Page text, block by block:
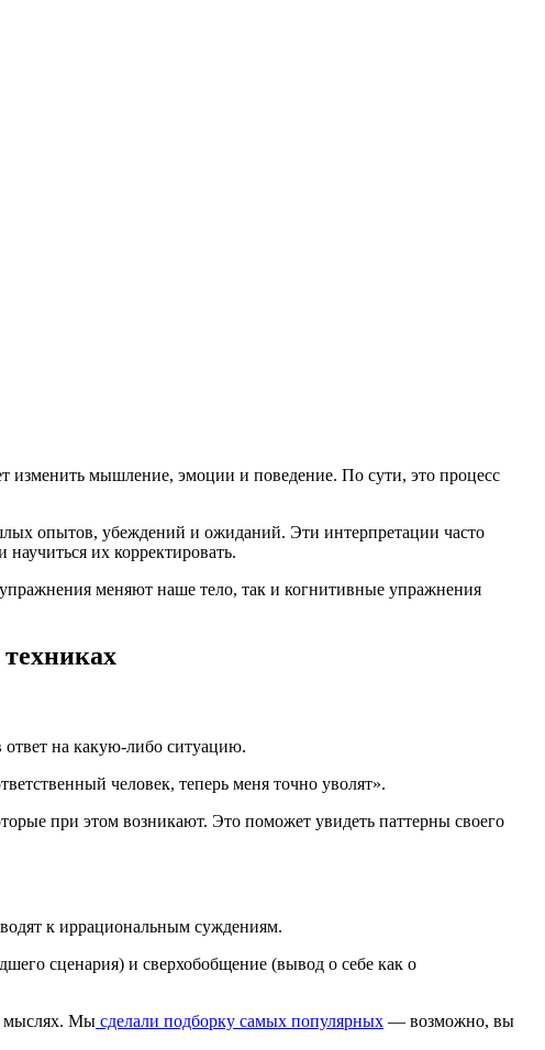
изменить мышление, эмоции и поведение. По сути, это процесс
опытов, убеждений и ожиданий. Эти интерпретации часто
их корректировать.
меняют наше тело, так и когнитивные упражнения
на какую-либо ситуацию.
человек, теперь меня точно уволят».
при этом возникают. Это поможет увидеть паттерны своего
к иррациональным суждениям.
сценария) и сверхобобщение (вывод о себе как о
мыслях. Мы сделали подборку самых популярных — возможно, вы